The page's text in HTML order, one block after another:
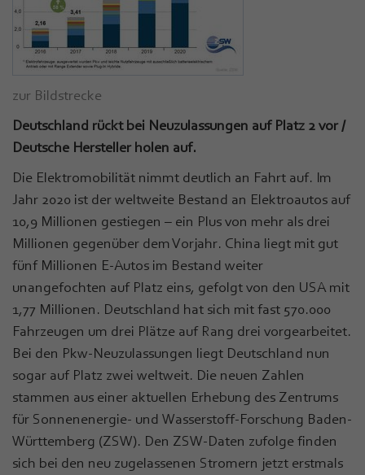
zur Bildstrecke
Deutschland rückt bei Neuzulassungen auf Platz 2 vor /
Deutsche Hersteller holen auf.
Die Elektromobilität nimmt deutlich an Fahrt auf. Im
Jahr 2020 ist der weltweite Bestand an Elektroautos auf
10,9 Millionen gestiegen – ein Plus von mehr als drei
Millionen gegenüber dem Vorjahr. China liegt mit gut
fünf Millionen E-Autos im Bestand weiter
unangefochten auf Platz eins, gefolgt von den USA mit
1,77 Millionen. Deutschland hat sich mit fast 570.000
Fahrzeugen um drei Plätze auf Rang drei vorgearbeitet.
Bei den Pkw-Neuzulassungen liegt Deutschland nun
sogar auf Platz zwei weltweit. Die neuen Zahlen
stammen aus einer aktuellen Erhebung des Zentrums
für Sonnenenergie- und Wasserstoff-Forschung Baden-
Württemberg (ZSW). Den ZSW-Daten zufolge finden
sich bei den neu zugelassenen Stromern jetzt erstmals